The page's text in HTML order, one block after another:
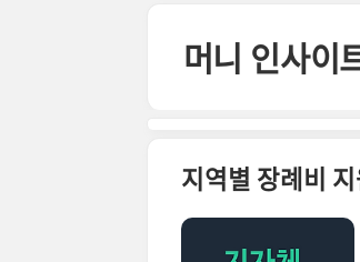
머니 인사이
지역별 장례비